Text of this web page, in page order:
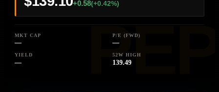
+0.58(+0.42%)
MKT CAP
—
P/E (FWD)
—
YIELD
—
52W HIGH
139.49